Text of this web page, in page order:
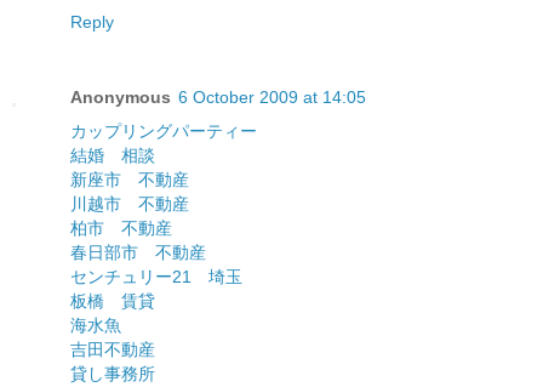
Reply
Anonymous 6 October 2009 at 14:05
カップリングパーティー
結婚 相談
新座市 不動産
川越市 不動産
柏市 不動産
春日部市 不動産
センチュリー21 埼玉
板橋 賃貸
海水魚
吉田不動産
貸し事務所